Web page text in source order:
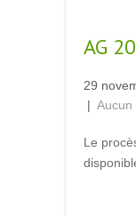
AG
29
| Aucun
Le